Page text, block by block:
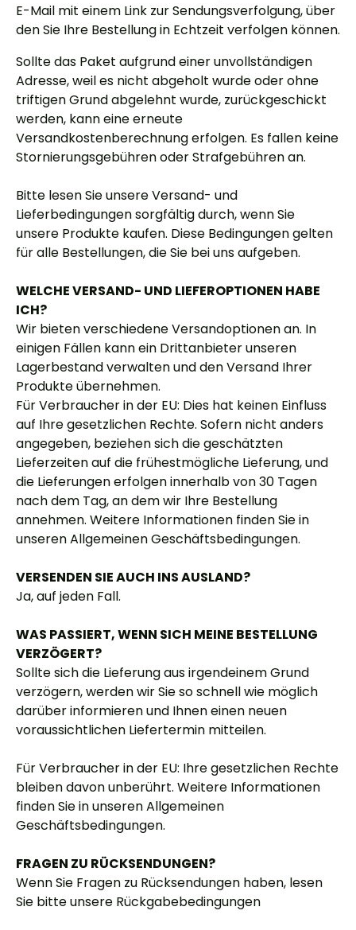
E-Mail mit einem Link zur Sendungsverfolgung, über
den Sie Ihre Bestellung in Echtzeit verfolgen können.
Sollte das Paket aufgrund einer unvollständigen
Adresse, weil es nicht abgeholt wurde oder ohne
triftigen Grund abgelehnt wurde, zurückgeschickt
werden, kann eine erneute
Versandkostenberechnung erfolgen. Es fallen keine
Stornierungsgebühren oder Strafgebühren an.
Bitte lesen Sie unsere Versand- und
Lieferbedingungen sorgfältig durch, wenn Sie
unsere Produkte kaufen. Diese Bedingungen gelten
für alle Bestellungen, die Sie bei uns aufgeben.
WELCHE VERSAND- UND LIEFEROPTIONEN HABE
ICH?
Wir bieten verschiedene Versandoptionen an. In
einigen Fällen kann ein Drittanbieter unseren
Lagerbestand verwalten und den Versand Ihrer
Produkte übernehmen.
Für Verbraucher in der EU: Dies hat keinen Einfluss
auf Ihre gesetzlichen Rechte. Sofern nicht anders
angegeben, beziehen sich die geschätzten
Lieferzeiten auf die frühestmögliche Lieferung, und
die Lieferungen erfolgen innerhalb von 30 Tagen
nach dem Tag, an dem wir Ihre Bestellung
annehmen. Weitere Informationen finden Sie in
unseren Allgemeinen Geschäftsbedingungen.
VERSENDEN SIE AUCH INS AUSLAND?
Ja, auf jeden Fall.
WAS PASSIERT, WENN SICH MEINE BESTELLUNG
VERZÖGERT?
Sollte sich die Lieferung aus irgendeinem Grund
verzögern, werden wir Sie so schnell wie möglich
darüber informieren und Ihnen einen neuen
voraussichtlichen Liefertermin mitteilen.
Für Verbraucher in der EU: Ihre gesetzlichen Rechte
bleiben davon unberührt. Weitere Informationen
finden Sie in unseren Allgemeinen
Geschäftsbedingungen.
FRAGEN ZU RÜCKSENDUNGEN?
Wenn Sie Fragen zu Rücksendungen haben, lesen
Sie bitte unsere Rückgabebedingungen